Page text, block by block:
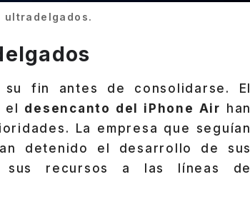
ultradelgados.
fin antes de consolidarse. El
el desencanto del iPhone Air han
La empresa que seguían
detenido el desarrollo de sus
sus recursos a las líneas de